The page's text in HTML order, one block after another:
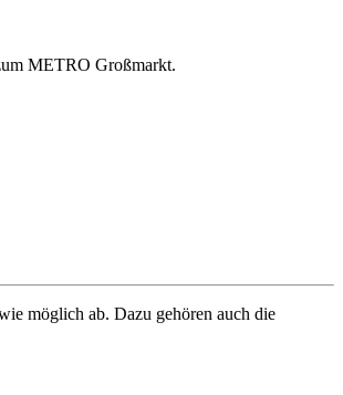
möglich ab. Dazu gehören auch die